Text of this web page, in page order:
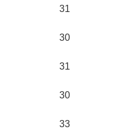
31
30
31
30
33